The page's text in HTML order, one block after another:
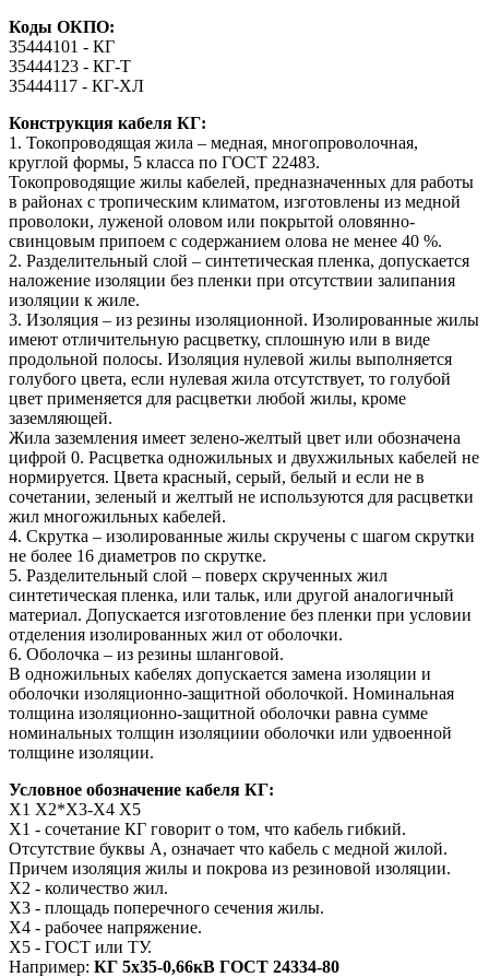
Коды ОКПО:
35444101 - КГ
35444123 - КГ-Т
35444117 - КГ-ХЛ
Конструкция кабеля КГ:
1. Токопроводящая жила – медная, многопроволочная,
круглой формы, 5 класса по ГОСТ 22483.
Токопроводящие жилы кабелей, предназначенных для работы
в районах с тропическим климатом, изготовлены из медной
проволоки, луженой оловом или покрытой оловянно-
свинцовым припоем с содержанием олова не менее 40 %.
2. Разделительный слой – синтетическая пленка, допускается
наложение изоляции без пленки при отсутствии залипания
изоляции к жиле.
3. Изоляция – из резины изоляционной. Изолированные жилы
имеют отличительную расцветку, сплошную или в виде
продольной полосы. Изоляция нулевой жилы выполняется
голубого цвета, если нулевая жила отсутствует, то голубой
цвет применяется для расцветки любой жилы, кроме
заземляющей.
Жила заземления имеет зелено-желтый цвет или обозначена
цифрой 0. Расцветка одножильных и двухжильных кабелей не
нормируется. Цвета красный, серый, белый и если не в
сочетании, зеленый и желтый не используются для расцветки
жил многожильных кабелей.
4. Скрутка – изолированные жилы скручены с шагом скрутки
не более 16 диаметров по скрутке.
5. Разделительный слой – поверх скрученных жил
синтетическая пленка, или тальк, или другой аналогичный
материал. Допускается изготовление без пленки при условии
отделения изолированных жил от оболочки.
6. Оболочка – из резины шланговой.
В одножильных кабелях допускается замена изоляции и
оболочки изоляционно-защитной оболочкой. Номинальная
толщина изоляционно-защитной оболочки равна сумме
номинальных толщин изоляциии оболочки или удвоенной
толщине изоляции.
Условное обозначение кабеля КГ:
Х1 Х2*Х3-Х4 Х5
Х1 - сочетание КГ говорит о том, что кабель гибкий.
Отсутствие буквы А, означает что кабель с медной жилой.
Причем изоляция жилы и покрова из резиновой изоляции.
Х2 - количество жил.
Х3 - площадь поперечного сечения жилы.
Х4 - рабочее напряжение.
Х5 - ГОСТ или ТУ.
Например: КГ 5х35-0,66кВ ГОСТ 24334-80